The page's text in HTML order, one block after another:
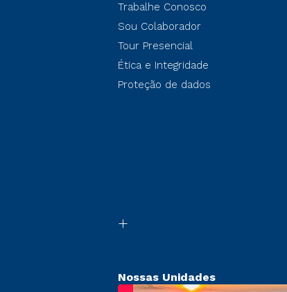
Trabalhe Conosco
Sou Colaborador
Tour Presencial
Ética e Integridade
Proteção de dados
Nossas Unidades